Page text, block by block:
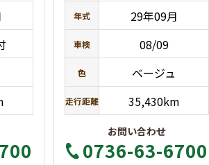
年式 29年09月
車検 08/09
色 ベージュ
走行距離 35,430km
お問い合わせ
0736-63-6700